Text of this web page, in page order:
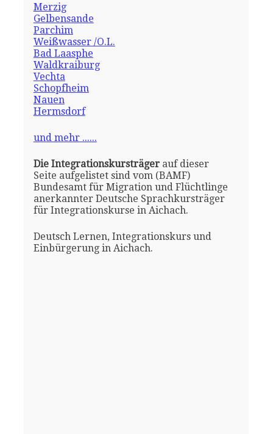
Merzig
Gelbensande
Parchim
Weißwasser /O.L.
Bad Laasphe
Waldkraiburg
Vechta
Schopfheim
Nauen
Hermsdorf
und mehr ......
Die Integrationskursträgerauf dieser
Seite aufgelistet sind vom (BAMF)
Bundesamt für Migration und Flüchtlinge
anerkannter Deutsche Sprachkursträger
für Integrationskurse in Aichach.
Deutsch Lernen, Integrationskurs und
Einbürgerung in Aichach.